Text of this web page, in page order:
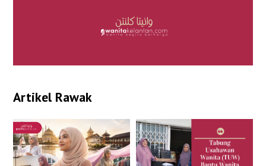
Artikel Rawak